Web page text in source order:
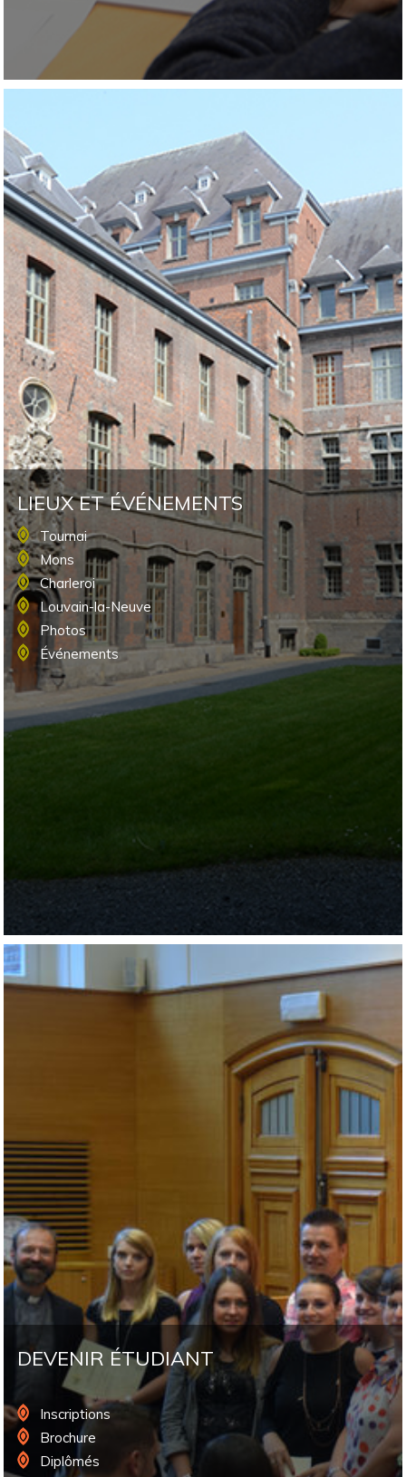
LIEUX ET ÉVÉNEMENTS
Tournai
Mons
Charleroi
Louvain-la-Neuve
Photos
Événements
DEVENIR ÉTUDIANT
Inscriptions
Brochure
Diplômés